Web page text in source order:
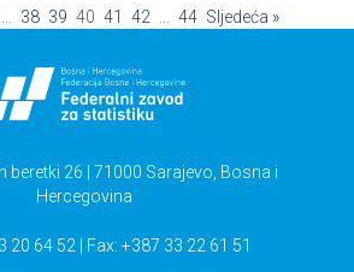
38 39 40 41 42 44 Sljedeća »
beretki 26 | 71000 Sarajevo, Bosna i
Hercegovina
20 64 52 | Fax: +387 33 22 61 51